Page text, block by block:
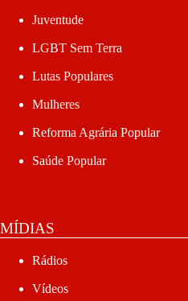
Juventude
LGBT Sem Terra
Lutas Populares
Mulheres
Reforma Agrária Popular
Saúde Popular
MÍDIAS
Rádios
Vídeos